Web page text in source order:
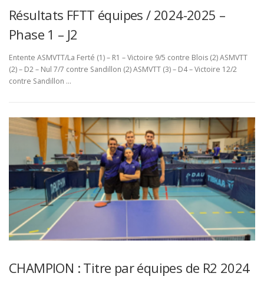
Résultats FFTT équipes / 2024-2025 –
Phase 1 – J2
Entente ASMVTT/La Ferté (1) – R1 – Victoire 9/5 contre Blois (2) ASMVTT
(2) – D2 – Nul 7/7 contre Sandillon (2) ASMVTT (3) – D4 – Victoire 12/2
contre Sandillon …
CHAMPION : Titre par équipes de R2 2024